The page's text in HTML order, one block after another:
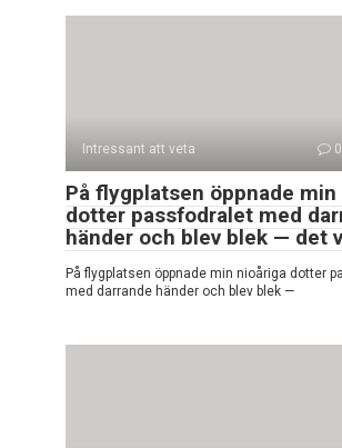
Intressant att veta 0
På flygplatsen öppnade
dotter passfodralet med
händer och blev blek — det
På flygplatsen öppnade min nioåriga dotter
med darrande händer och blev blek —